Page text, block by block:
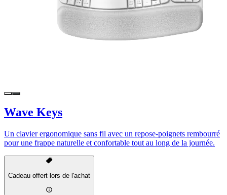
Wave Keys
Un clavier ergonomique sans fil avec un repose-poignets rembourré
pour une frappe naturelle et confortable tout au long de la journée.
Cadeau offert lors de l'achat